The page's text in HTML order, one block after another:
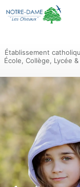
Établissement
École, Collège, Lycée